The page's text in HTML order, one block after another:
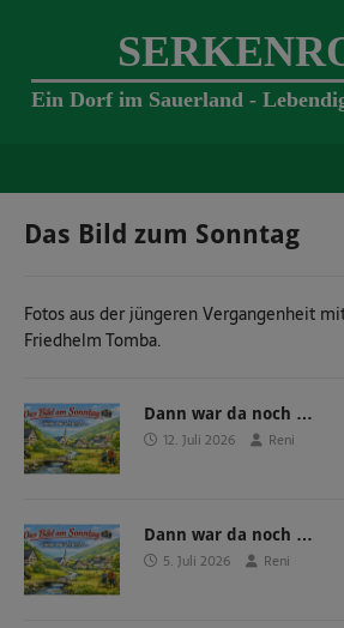
Ein Dorf im Sauerland -
Das Bild zum Sonntag
Fotos aus der jüngeren Vergangenheit
Friedhelm Tomba.
Dann war da noch …
12. Juli 2026 Reni
Dann war da noch …
5. Juli 2026 Reni